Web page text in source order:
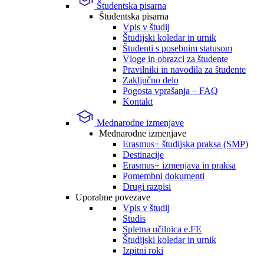
Študentska pisarna
Študentska pisarna
Vpis v študij
Študijski koledar in urnik
Študenti s posebnim statusom
Vloge in obrazci za študente
Pravilniki in navodila za študente
Zaključno delo
Pogosta vprašanja – FAQ
Kontakt
Mednarodne izmenjave
Mednarodne izmenjave
Erasmus+ študijska praksa (SMP)
Destinacije
Erasmus+ izmenjava in praksa
Pomembni dokumenti
Drugi razpisi
Uporabne povezave
Vpis v študij
Studis
Spletna učilnica e.FE
Študijski koledar in urnik
Izpitni roki